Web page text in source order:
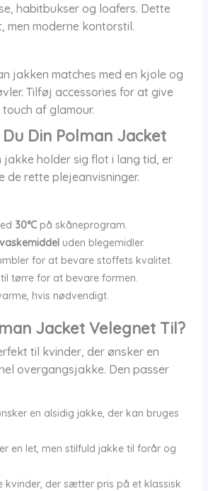
habitbukser og loafers. Dette
men moderne kontorstil.
jakken matches med en kjole og
Tilføj accessories for at give
af glamour.
Din Polman Jacket
jakke holder sig flot i lang tid, er
rette plejeanvisninger.
30°Cpå skåneprogram.
uden blegemidler.
for at bevare stoffets kvalitet.
tørre for at bevare formen.
hvis nødvendigt.
Jacket Velegnet Til?
til kvinder, der ønsker en
overgangsjakke. Den passer
en alsidig jakke, der kan bruges
en let, men stilfuld jakke til forår og
kvinder, der sætter pris på et klassisk